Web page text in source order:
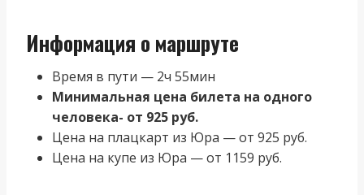
Информация о маршруте
Время в пути — 2ч 55мин
Минимальная цена билета на одного
человека- от 925 руб.
Цена на плацкарт из Юра — от 925 руб.
Цена на купе из Юра — от 1159 руб.